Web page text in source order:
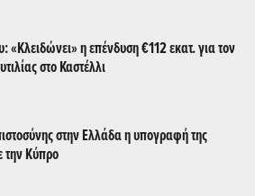
«Κλειδώνει» η επένδυση €112 εκατ. για τον
στο Καστέλλι
στην Ελλάδα η υπογραφή της
την Κύπρο